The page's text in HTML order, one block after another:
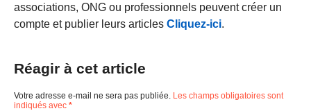
associations, ONG ou professionnels peuvent créer un
compte et publier leurs articles Cliquez-ici.
Réagir à cet article
Votre adresse e-mail ne sera pas publiée. Les champs obligatoires sont
indiqués avec *